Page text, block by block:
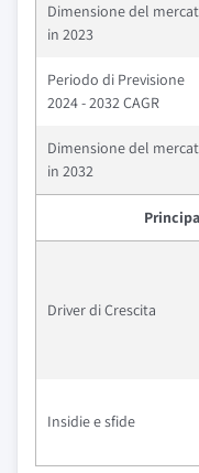
Dimensione del
in 2023
Periodo di Previsione
2024 - 2032 CAGR
Dimensione del
in 2032
Driver di Crescita
Insidie e sfide